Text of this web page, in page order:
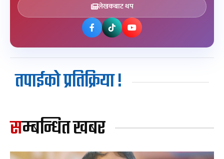
लेखकबाट थप
तपाईको प्रतिक्रिया !
सम्बन्धित खबर